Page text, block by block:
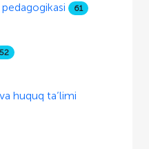
61
52
huquq ta’limi